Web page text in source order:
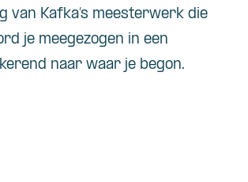
van Kafka’s meesterwerk die
je meegezogen in een
naar waar je begon.